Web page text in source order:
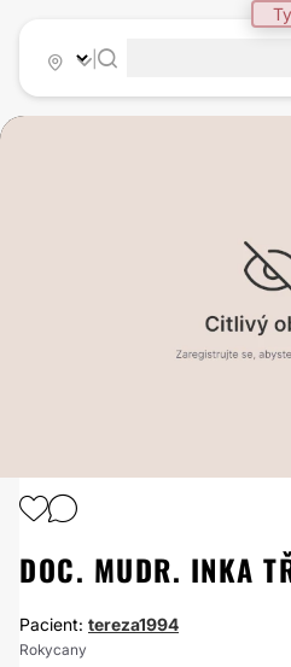
DOC. MUDR. INKA
Pacient: tereza1994
Rokycany